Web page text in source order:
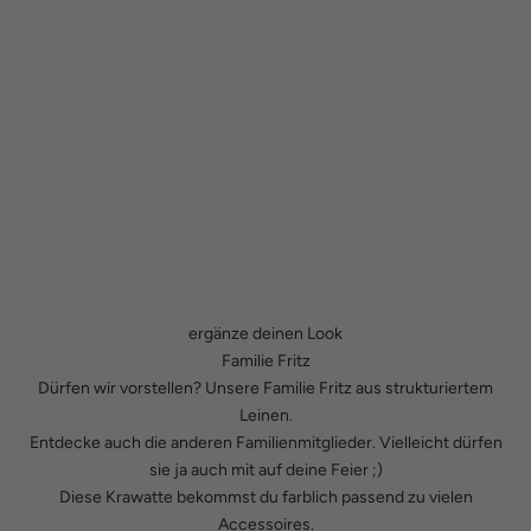
ergänze deinen Look
Familie Fritz
Dürfen wir vorstellen? Unsere Familie Fritz aus strukturiertem
Leinen.
Entdecke auch die anderen Familienmitglieder. Vielleicht dürfen
sie ja auch mit auf deine Feier ;)
Diese Krawatte bekommst du farblich passend zu vielen
Accessoires.